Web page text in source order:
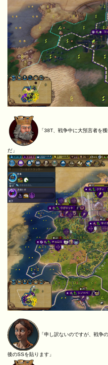
「38T、戦争中に大預言者を
だ」
「申し訳ないのですが、戦争
後のSSを貼ります」